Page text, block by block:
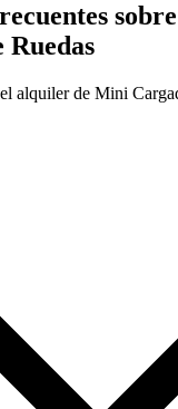
sobre
Ruedas
alquiler de Mini